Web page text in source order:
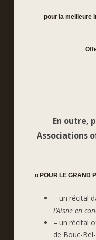
pour la meilleure
En outre,
Associations
o POUR LE GRAND
– un récital
l’Aisne en
– un récital
de Bouc-